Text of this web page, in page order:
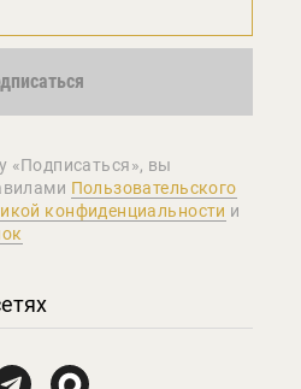
«Подписаться», вы
Пользовательского
конфиденциальности и